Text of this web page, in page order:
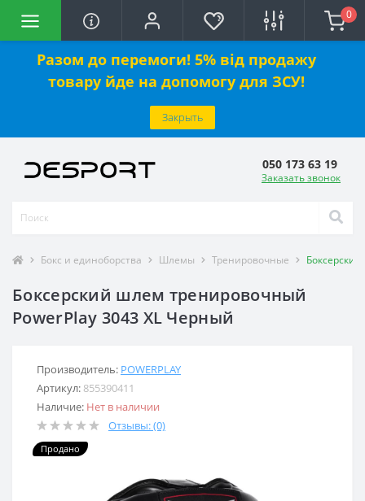
Разом до перемоги! 5% від продажу
товару йде на допомогу для ЗСУ!
Закрыть
0
050 173 63 19
Заказать звонок
Бокс и единоборства Шлемы Тренировочные
Боксерский шлем тренировочный
PowerPlay 3043 XL Черный
Производитель: POWERPLAY
Артикул: 855390411
Наличие: Нет в наличии
Отзывы: (0)
Продано